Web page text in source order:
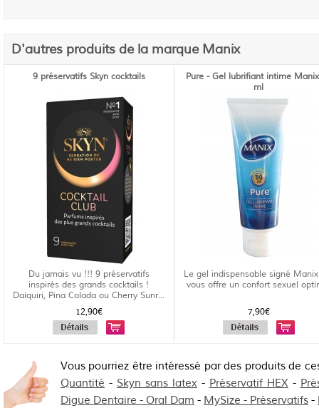
D'autres produits de la marque Manix
9 préservatifs Skyn cocktails
Du jamais vu !!! 9 préservatifs
inspirés des grands cocktails !
Daiquiri, Pina Colada ou Cherry Sunr...
12,90€
Pure - Gel lubrifiant intime
ml
Le gel indispensable signé
vous offre un confort sexuel
7,90€
Vous pourriez être intéressé par des produits de
Quantité - Skyn sans latex - Préservatif HEX-
Digue Dentaire - Oral Dam - MySize - Préservatifs -